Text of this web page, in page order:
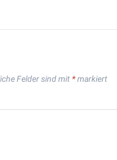
Felder sind mit *markiert